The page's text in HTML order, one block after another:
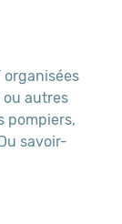
organisées
ou autres
pompiers,
savoir-